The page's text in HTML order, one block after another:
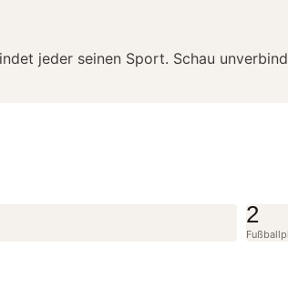
jeder seinen Sport. Schau
2